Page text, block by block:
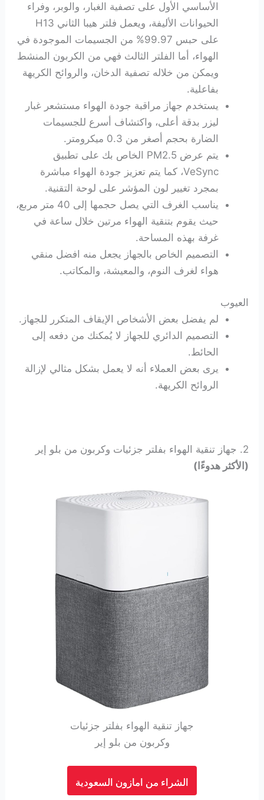
الأساسي الأول على تصفية الغبار، والوبر، وفراء
الحيوانات الأليفة، ويعمل فلتر هيبا الثاني H13
على حبس 99.97% من الجسيمات الموجودة في
الهواء، أما الفلتر الثالث فهي من الكربون المنشط
ويمكن من خلاله تصفية الدخان، والروائح الكريهة
بفاعلية.
يستخدم جهاز مراقبة جودة الهواء مستشعر غبار
ليزر بدقة أعلى، واكتشاف أسرع للجسيمات
الضارة بحجم أصغر من 0.3 ميكرومتر.
يتم عرض PM2.5 الخاص بك على تطبيق
VeSync، كما يتم تعزيز جودة الهواء مباشرة
بمجرد تغيير لون المؤشر على لوحة التقنية.
يناسب الغرف التي يصل حجمها إلى 40 متر مربع،
حيث يقوم بتنقية الهواء مرتين خلال ساعة في
غرفة بهذه المساحة.
التصميم الخاص بالجهاز يجعل منه افضل منقي
هواء لغرف النوم، والمعيشة، والمكاتب.
العيوب
لم يفضل بعض الأشخاص الإيقاف المتكرر للجهاز.
التصميم الدائري للجهاز لا يُمكنك من دفعه إلى
الحائط.
يرى بعض العملاء أنه لا يعمل بشكل مثالي لإزالة
الروائح الكريهة.
2. جهاز تنقية الهواء بفلتر جزئيات وكربون من بلو إير
(الأكثر هدوءًا)
جهاز تنقية الهواء بفلتر جزئيات
وكربون من بلو إير
الشراء من امازون السعودية